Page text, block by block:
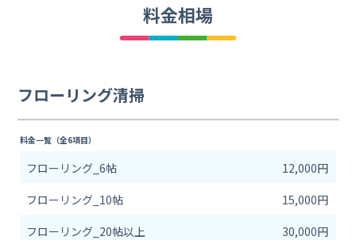
料金相場
フローリング清掃
料金一覧（全6項目）
フローリング_6帖
12,000円
フローリング_10帖
15,000円
フローリング_20帖以上
30,000円